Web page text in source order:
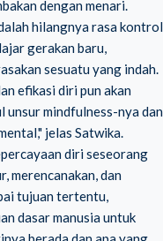
dengan menari.
hilangnya rasa kontrol
gerakan baru,
sesuatu yang indah.
efikasi diri pun akan
unsur mindfulness-nya dan
jelas Satwika.
diri seseorang
merencanakan, dan
tujuan tertentu,
dasar manusia untuk